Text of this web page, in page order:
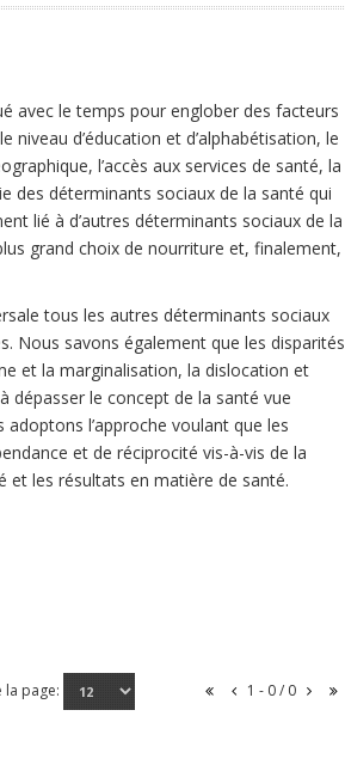
avec le temps pour englober des facteurs
d’éducation et d’alphabétisation, le
l’accès aux services de santé, la
des déterminants sociaux de la santé qui
lié à d’autres déterminants sociaux de la
grand choix de nourriture et, finalement,
tous les autres déterminants sociaux
Nous savons également que les disparités
et la marginalisation, la dislocation et
dépasser le concept de la santé vue
l’approche voulant que les
et de réciprocité vis-à-vis de la
et les résultats en matière de santé.
la page: 1 - 0 / 0